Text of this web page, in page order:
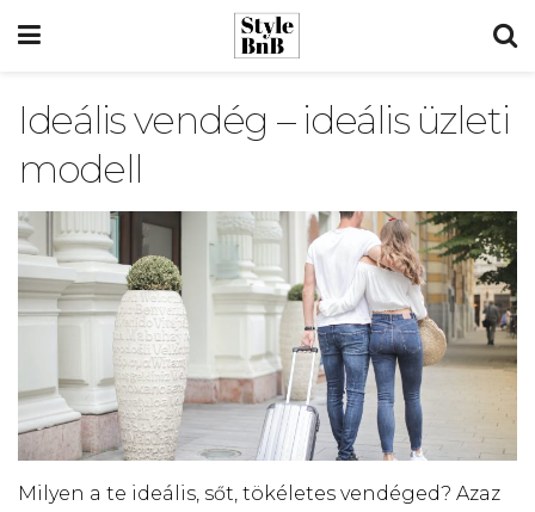
Ideális vendég – ideális üzleti
modell
Milyen a te ideális, sőt, tökéletes vendéged? Azaz